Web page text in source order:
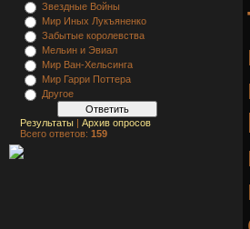
Звездные Войны
Мир Иных Лукъяненко
Забытые королевства
Мельин и Эвиал
Мир Ван-Хельсинга
Мир Гарри Поттера
Другое
Результаты | Архив опросов
Всего ответов: 159